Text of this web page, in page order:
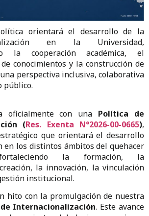
orientará el desarrollo de la
en la Universidad,
la cooperación académica, el
conocimientos y la construcción de
perspectiva inclusiva, colaborativa
público.
oficialmente con una Política de
(Res. Exenta N°2026-00-0665),
que orientará el desarrollo
en los distintos ámbitos del quehacer
la formación, la
la innovación, la vinculación
institucional.
hito con la promulgación de nuestra
Internacionalización. Este avance